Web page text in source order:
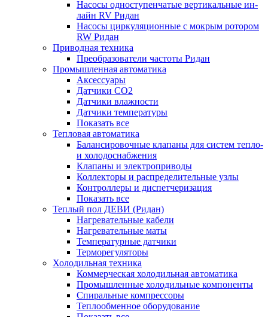
Насосы одноступенчатые вертикальные ин-
лайн RV Ридан
Насосы циркуляционные с мокрым ротором
RW Ридан
Приводная техника
Преобразователи частоты Ридан
Промышленная автоматика
Аксессуары
Датчики CO2
Датчики влажности
Датчики температуры
Показать все
Тепловая автоматика
Балансировочные клапаны для систем тепло-
и холодоснабжения
Клапаны и электроприводы
Коллекторы и распределительные узлы
Контроллеры и диспетчеризация
Показать все
Теплый пол ДЕВИ (Ридан)
Нагревательные кабели
Нагревательные маты
Температурные датчики
Терморегуляторы
Холодильная техника
Коммерческая холодильная автоматика
Промышленные холодильные компоненты
Спиральные компрессоры
Теплообменное оборудование